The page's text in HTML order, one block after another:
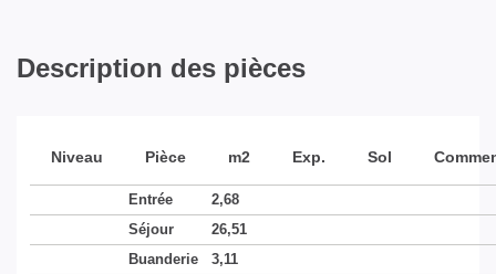
Description des pièces
Niveau Pièce m2 Exp. Sol
Entrée
2,68
Séjour
26,51
Buanderie
3,11